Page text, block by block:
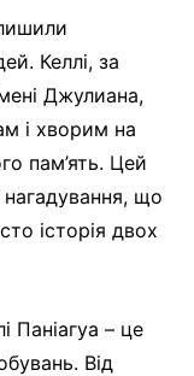
Келлі, за
Джулиана,
і хворим на
пам’ять. Цей
що
історія двох
Паніагуа – це
Від